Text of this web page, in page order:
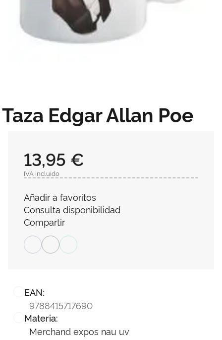
Taza Edgar Allan Poe
EAN:
9788415717690
Materia:
Merchand expos nau uv
13,95 €
IVA incluido
Añadir a favoritos
Consulta disponibilidad
Compartir